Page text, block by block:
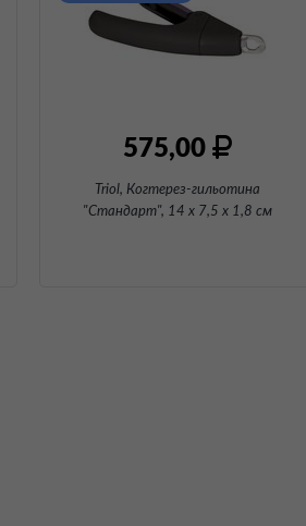
575,00
Triol, Когтерез-гильотина
"Стандарт", 14 х 7,5 х 1,8 см